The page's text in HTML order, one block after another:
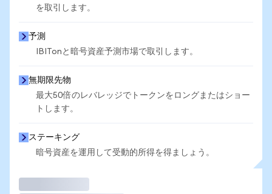
を取引します。
予測
IBITonと暗号資産予測市場で取引します。
無期限先物
最大50倍のレバレッジでトークンをロングまたはショー
トします。
ステーキング
暗号資産を運用して受動的所得を得ましょう。